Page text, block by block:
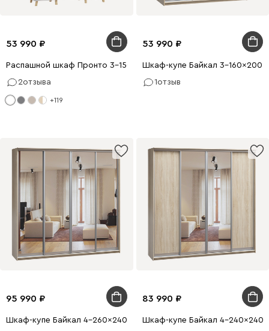
53 990
Распашной шкаф Пронто 3-150x220 Белый с зеркалом
2отзыва
+119
53 990
Шкаф-купе Байкал 3-160x200
1отзыв
95 990
Шкаф-купе Байкал 4-260x240 Дуб Сонома 4 зеркала
83 990
Шкаф-купе Байкал 4-240x240